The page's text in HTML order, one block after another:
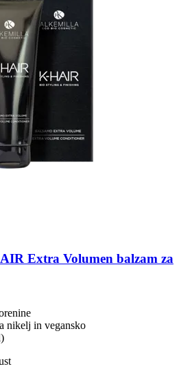
Extra Volumen balzam za
nikelj in vegansko